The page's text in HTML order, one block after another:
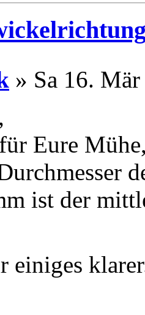
» Sa 16.
Eure
ist der
einiges